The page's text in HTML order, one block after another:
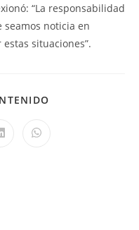
“La responsabilidad
noticia en
situaciones”.